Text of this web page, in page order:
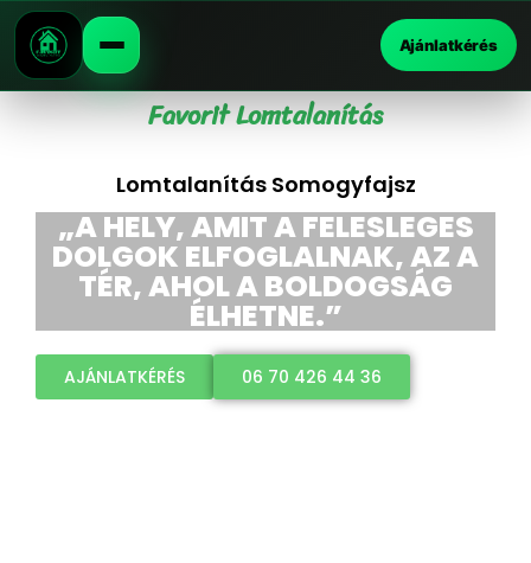
Ajánlatkérés
Favorit Lomtalanítás
Lomtalanítás Somogyfajsz
„A HELY, AMIT A FELESLEGES
DOLGOK ELFOGLALNAK, AZ A
TÉR, AHOL A BOLDOGSÁG
ÉLHETNE.”
AJÁNLATKÉRÉS 06 70 426 44 36